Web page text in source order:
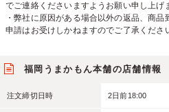
でご連絡くださいますようお願い申し上げ
・弊社に原因がある場合以外の返品、商
申請はお受けしかねますのでご了承くださ
福岡うまかもん本舗の店舗情報
注文締切日時 2日前18:00